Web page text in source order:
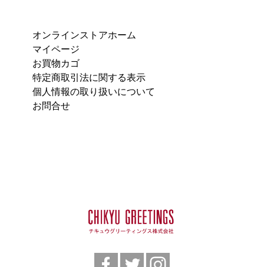
オンラインストアホーム
マイページ
お買物カゴ
特定商取引法に関する表示
個人情報の取り扱いについて
お問合せ